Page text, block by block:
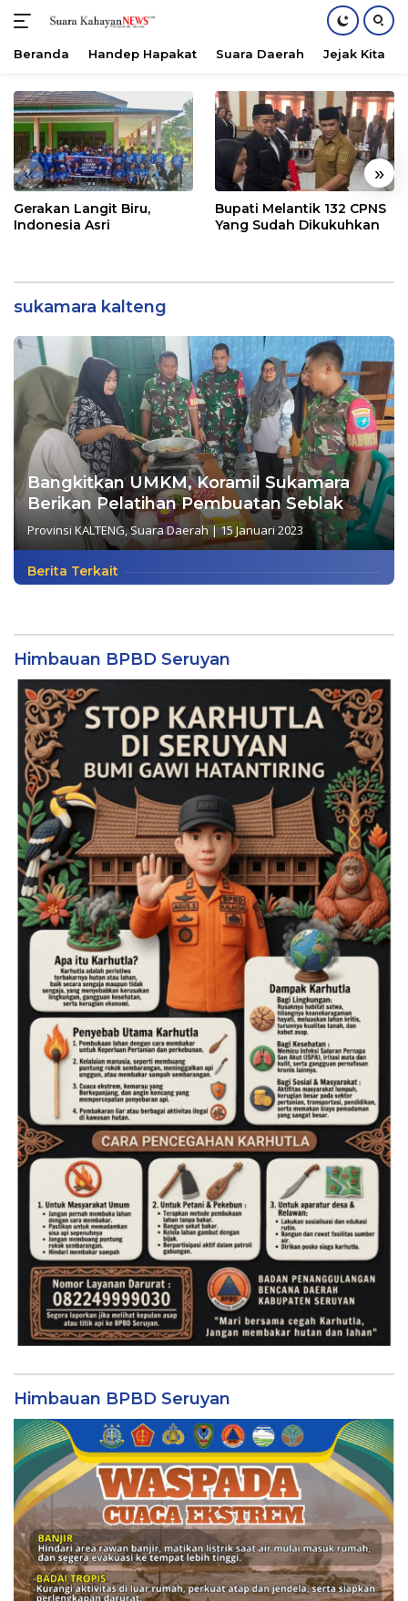
konten
Beranda Handep Hapakat Suara Daerah Jejak Kita
« »
Gerakan Langit Biru,
Indonesia Asri
Bupati Melantik 132 CPNS
Yang Sudah Dikukuhkan
sukamara kalteng
Bangkitkan UMKM, Koramil Sukamara
Berikan Pelatihan Pembuatan Seblak
Provinsi KALTENG,Suara Daerah|15 Januari 2023
Berita Terkait
Himbauan BPBD Seruyan
Himbauan BPBD Seruyan